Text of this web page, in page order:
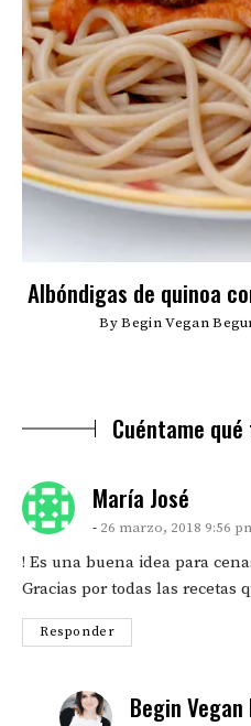
Albóndigas de quinoa
ByBegin Vegan
Cuéntame
María José
26 marzo, 2018 9:56
! Es una buena idea para
Gracias por todas las recetas
Responder
Begin Vegan